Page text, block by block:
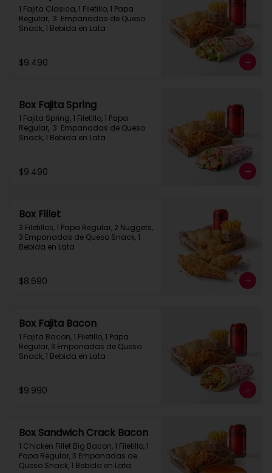
1 Fajita Clasica, 1 Filetillo, 1 Papa
Regular,  3  Empanadas de Queso
Snack, 1 Bebida en Lata
$9.490
Box Fajita Spring
1 Fajita Spring, 1 Filetillo, 1 Papa
Regular,  3  Empanadas de Queso
Snack, 1 Bebida en Lata
$9.490
Box Fillet
3 Filetillos, 1 Papa Regular, 2 Nuggets,
3 Empanadas de Queso Snack, 1
Bebida en Lata
$8.690
Box Fajita Bacon
1 Fajita Bacon, 1 Filetillo, 1 Papa
Regular, 3 Empanadas de Queso
Snack, 1 Bebida en Lata
$9.990
Box Sandwich Crack Bacon
1 Chicken Fillet Big Bacon, 1 Filetillo, 1
Papa Regular, 3 Empanadas de
Queso Snack, 1 Bebida en Lata